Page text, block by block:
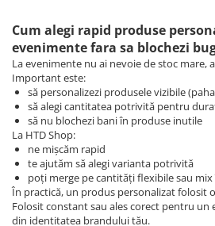
Cum alegi rapid produse
evenimente fara sa blochezi
La evenimente nu ai nevoie de stoc mare,
Important este:
să personalizezi produsele vizibile
să alegi cantitatea potrivită pentru
să nu blochezi bani în produse inutile
La HTD Shop:
ne mișcăm rapid
te ajutăm să alegi varianta potrivită
poți merge pe cantități flexibile sau
În practică, un produs personalizat folosit
Folosit constant sau ales corect pentru
din identitatea brandului tău.